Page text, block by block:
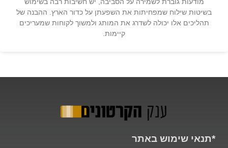
בשיטות שילוח שמפחיתות את השפעתן על כדור הארץ. ההבנה של
תהליכים אלו יכולה לשדרג את המותג ולמשוך לקוחות שמעריכים
קיימות.
*תנאי שימוש באתר